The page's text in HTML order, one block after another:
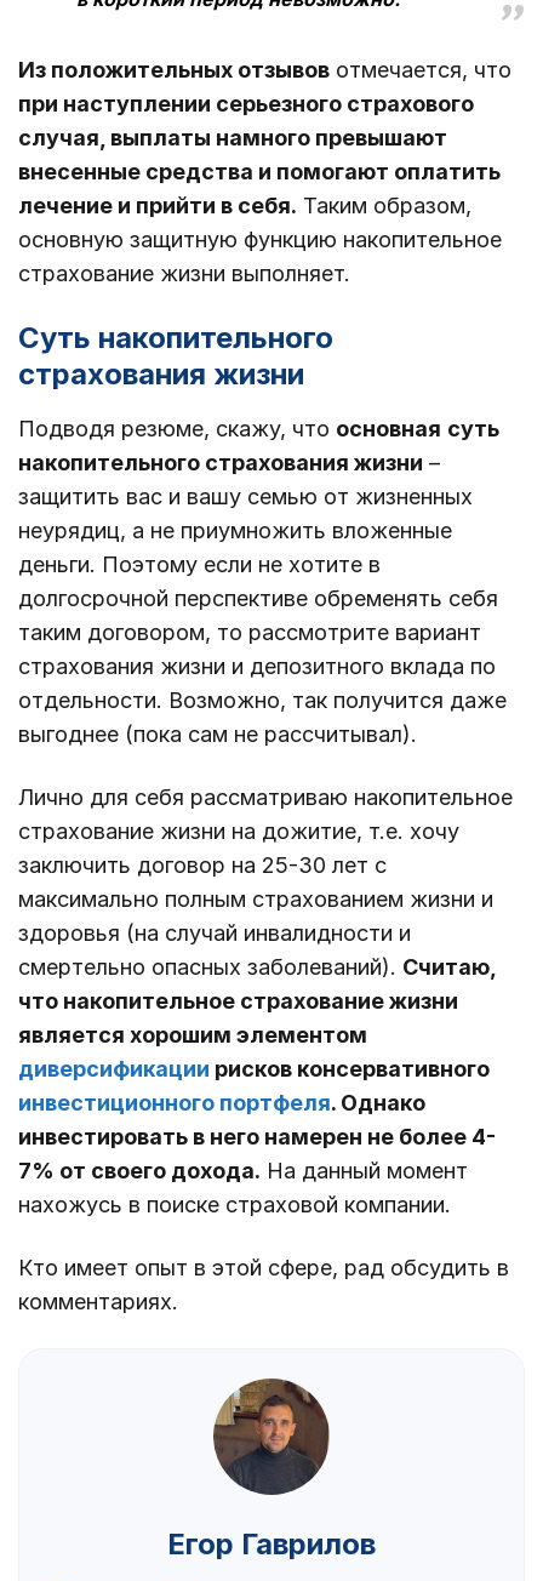
Из положительных отзывов отмечается, что
при наступлении серьезного страхового
случая, выплаты намного превышают
внесенные средства и помогают оплатить
лечение и прийти в себя. Таким образом,
основную защитную функцию накопительное
страхование жизни выполняет.
Суть накопительного
страхования жизни
Подводя резюме, скажу, что основная суть
накопительного страхования жизни –
защитить вас и вашу семью от жизненных
неурядиц, а не приумножить вложенные
деньги. Поэтому если не хотите в
долгосрочной перспективе обременять себя
таким договором, то рассмотрите вариант
страхования жизни и депозитного вклада по
отдельности. Возможно, так получится даже
выгоднее (пока сам не рассчитывал).
Лично для себя рассматриваю накопительное
страхование жизни на дожитие, т.е. хочу
заключить договор на 25-30 лет с
максимально полным страхованием жизни и
здоровья (на случай инвалидности и
смертельно опасных заболеваний). Считаю,
что накопительное страхование жизни
является хорошим элементом
диверсификации рисков консервативного
инвестиционного портфеля. Однако
инвестировать в него намерен не более 4-
7% от своего дохода. На данный момент
нахожусь в поиске страховой компании.
Кто имеет опыт в этой сфере, рад обсудить в
комментариях.
Егор Гаврилов